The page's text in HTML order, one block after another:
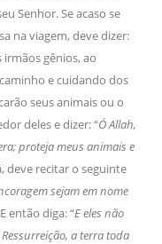
Senhor. Se acaso se
na viagem, deve dizer:
irmãos gênios, ao
e cuidando dos
seus animais ou o
deles e dizer: “Ó Allah,
proteja meus animais e
deve recitar o seguinte
sejam em nome
então diga: “E eles não
a terra toda